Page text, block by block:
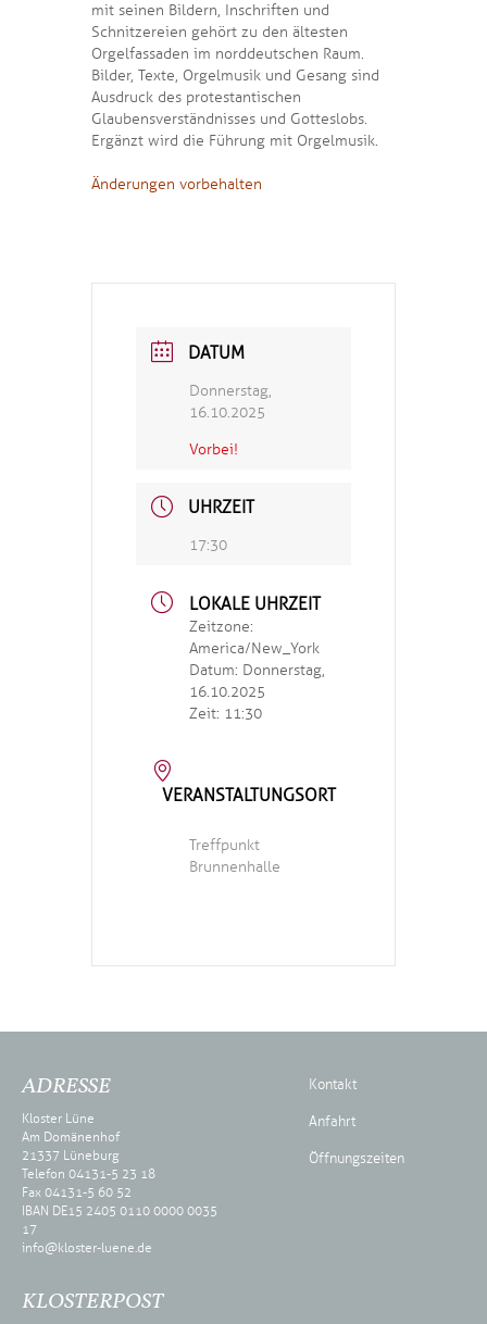
mit seinen Bildern, Inschriften und
Schnitzereien gehört zu den ältesten
Orgelfassaden im norddeutschen Raum.
Bilder, Texte, Orgelmusik und Gesang sind
Ausdruck des protestantischen
Glaubensverständnisses und Gotteslobs.
Ergänzt wird die Führung mit Orgelmusik.
Änderungen vorbehalten
DATUM
Donnerstag,
16.10.2025
Vorbei!
UHRZEIT
17:30
LOKALE UHRZEIT
Zeitzone:
America/New_York
Datum: Donnerstag,
16.10.2025
Zeit: 11:30
VERANSTALTUNGSORT
Treffpunkt
Brunnenhalle
ADRESSE
Kloster Lüne
Am Domänenhof
21337 Lüneburg
Telefon 04131-5 23 18
Fax 04131-5 60 52
IBAN DE15 2405 0110 0000 0035
17
info@kloster-luene.de
Kontakt
Anfahrt
Öffnungszeiten
KLOSTERPOST